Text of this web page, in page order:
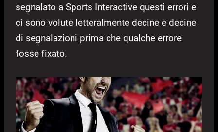
segnalato a Sports Interactive questi errori e
ci sono volute letteralmente decine e decine
di segnalazioni prima che qualche errore
fosse fixato.